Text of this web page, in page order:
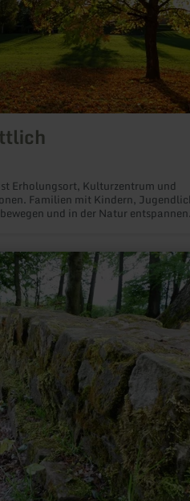
Erholungsort, Kulturzentrum und
Familien mit Kindern,
und in der Natur entspannen